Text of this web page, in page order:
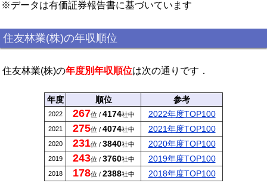
※データは有価証券報告書に基づいています
住友林業(株)の年収順位
住友林業(株)の年度別年収順位は次の通りです．
年度 順位 参考
2022 267位 / 4174社中 2022年度TOP100
2021 275位 / 4074社中 2021年度TOP100
2020 231位 / 3840社中 2020年度TOP100
2019 243位 / 3760社中 2019年度TOP100
2018 178位 / 2388社中 2018年度TOP100